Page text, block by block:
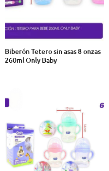
Biberón Tetero sin asas 8 onzas
260ml Only Baby